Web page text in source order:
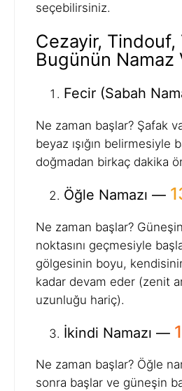
seçebilirsiniz.
Cezayir,
Bugünün Namaz
Fecir (Sabah
Ne zaman başlar? Şafak
beyaz ışığın belirmesiyle
doğmadan birkaç dakika
Öğle Namazı —
Ne zaman başlar?
noktasını geçmesiyle
gölgesinin boyu,
kadar devam eder (zenit
uzunluğu hariç).
İkindi Namazı —
Ne zaman başlar? Öğle
sonra başlar ve güneşin